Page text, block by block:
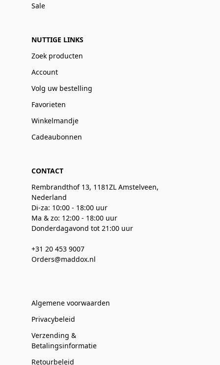
Sale
NUTTIGE LINKS
Zoek producten
Account
Volg uw bestelling
Favorieten
Winkelmandje
Cadeaubonnen
CONTACT
Rembrandthof 13, 1181ZL Amstelveen,
Nederland
Di-za: 10:00 - 18:00 uur
Ma & zo: 12:00 - 18:00 uur
Donderdagavond tot 21:00 uur
+31 20 453 9007
Orders@maddox.nl
Algemene voorwaarden
Privacybeleid
Verzending &
Betalingsinformatie
Retourbeleid